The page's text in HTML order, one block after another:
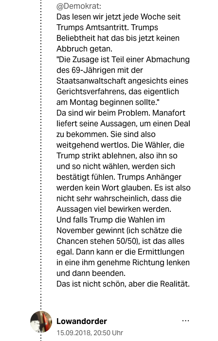
@Demokrat:
Das lesen wir jetzt jede Woche seit
Trumps Amtsantritt. Trumps
Beliebtheit hat das bis jetzt keinen
Abbruch getan.
"Die Zusage ist Teil einer Abmachung
des 69-Jährigen mit der
Staatsanwaltschaft angesichts eines
Gerichtsverfahrens, das eigentlich
am Montag beginnen sollte."
Da sind wir beim Problem. Manafort
liefert seine Aussagen, um einen Deal
zu bekommen. Sie sind also
weitgehend wertlos. Die Wähler, die
Trump strikt ablehnen, also ihn so
und so nicht wählen, werden sich
bestätigt fühlen. Trumps Anhänger
werden kein Wort glauben. Es ist also
nicht sehr wahrscheinlich, dass die
Aussagen viel bewirken werden.
Und falls Trump die Wahlen im
November gewinnt (ich schätze die
Chancen stehen 50/50), ist das alles
egal. Dann kann er die Ermittlungen
in eine ihm genehme Richtung lenken
und dann beenden.
Das ist nicht schön, aber die Realität.
Lowandorder
15.09.2018, 20:50 Uhr